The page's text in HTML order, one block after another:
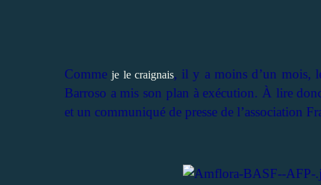
Commeje le craignais, il y a moins d’un mois,
Barroso a mis son plan à exécution. À lire
et un communiqué de presse de l’association